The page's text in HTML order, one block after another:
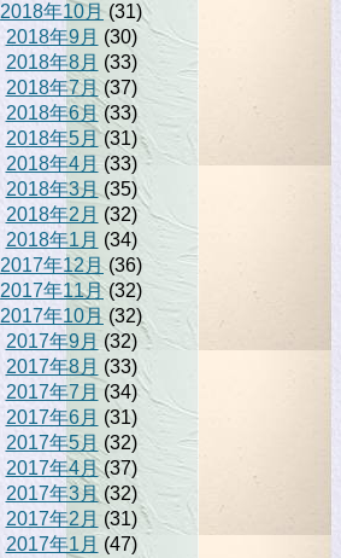
2018年10月 (31)
2018年9月 (30)
2018年8月 (33)
2018年7月(37)
2018年6月(33)
2018年5月(31)
2018年4月(33)
2018年3月(35)
2018年2月 (32)
2018年1月 (34)
2017年12月(36)
2017年11月(32)
2017年10月 (32)
2017年9月 (32)
2017年8月 (33)
2017年7月 (34)
2017年6月 (31)
2017年5月 (32)
2017年4月(37)
2017年3月(32)
2017年2月 (31)
2017年1月 (47)